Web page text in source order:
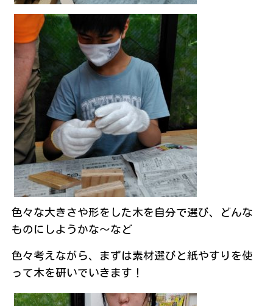
色々な大きさや形をした木を自分で選び、どんな
ものにしようかな～など
色々考えながら、まずは素材選びと紙やすりを使
って木を研いでいきます！